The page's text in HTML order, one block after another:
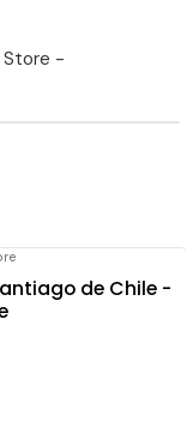
Store -
de Chile -